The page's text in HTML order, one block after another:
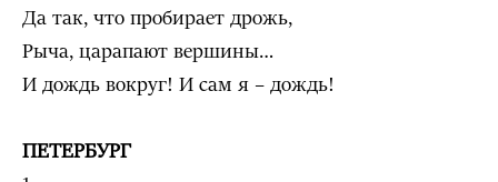
Да так, что пробирает дрожь,
Рыча, царапают вершины…
И дождь вокруг! И сам я – дождь!
ПЕТЕРБУРГ